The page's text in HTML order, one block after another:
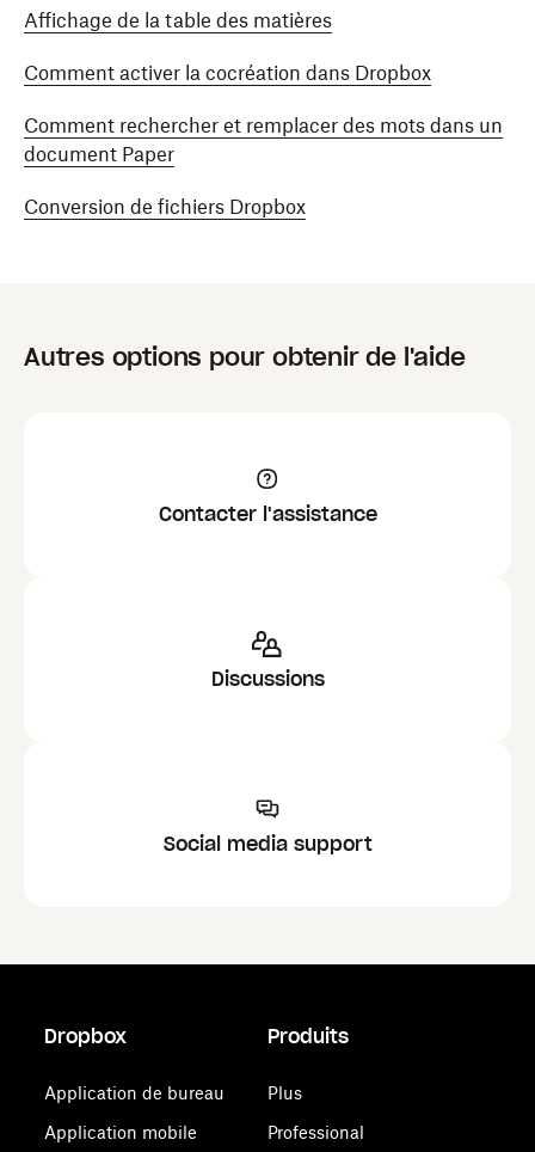
la flèche retour pour l’enregistrer. Vous accédez à
nouveau à votre Dropbox pour voir le fichier mis à
jour.
Affichage de la table des matières
Comment activer la cocréation dans Dropbox
Comment rechercher et remplacer des mots dans un
document Paper
Conversion de fichiers Dropbox
Autres options pour obtenir de l'aide
Contacter l'assistance
Discussions
Social media support
Dropbox
Application de bureau
Application mobile
Produits
Plus
Professional